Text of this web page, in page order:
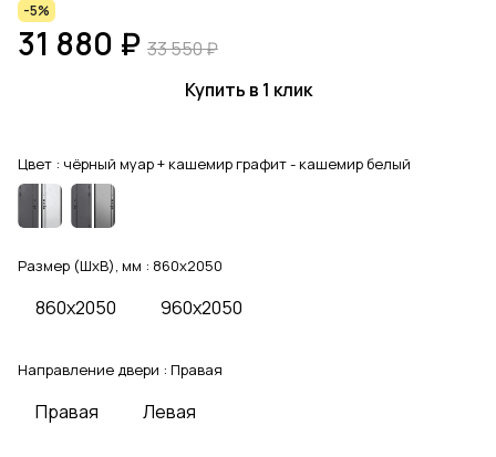
-5%
31 880 ₽ 33 550 ₽
Купить в 1 клик
Цвет : чёрный муар + кашемир графит - кашемир белый
Размер (ШхВ), мм : 860x2050
860x2050 960x2050
Направление двери : Правая
Правая Левая